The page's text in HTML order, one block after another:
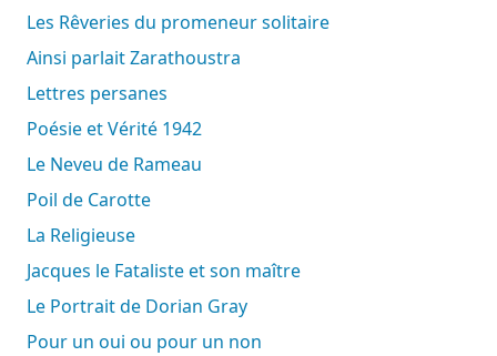
Les Rêveries du promeneur solitaire
Ainsi parlait Zarathoustra
Lettres persanes
Poésie et Vérité 1942
Le Neveu de Rameau
Poil de Carotte
La Religieuse
Jacques le Fataliste et son maître
Le Portrait de Dorian Gray
Pour un oui ou pour un non